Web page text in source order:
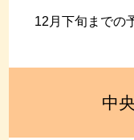
12月下旬までの
中